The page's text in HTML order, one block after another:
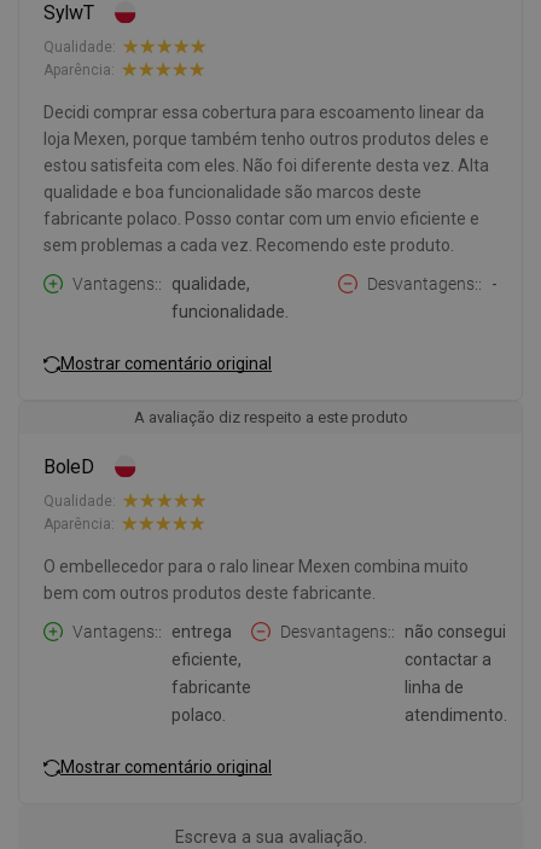
SylwT
Qualidade:
Aparência:
Decidi comprar essa cobertura para escoamento linear da
loja Mexen, porque também tenho outros produtos deles e
estou satisfeita com eles. Não foi diferente desta vez. Alta
qualidade e boa funcionalidade são marcos deste
fabricante polaco. Posso contar com um envio eficiente e
sem problemas a cada vez. Recomendo este produto.
Vantagens:
qualidade,
funcionalidade.
Desvantagens: -
Mostrar comentário original
A avaliação diz respeito a este produto
BoleD
Qualidade:
Aparência:
O embellecedor para o ralo linear Mexen combina muito
bem com outros produtos deste fabricante.
Vantagens:
entrega
eficiente,
fabricante
polaco.
Desvantagens:
não consegui
contactar a
linha de
atendimento.
Mostrar comentário original
Escreva a sua avaliação.